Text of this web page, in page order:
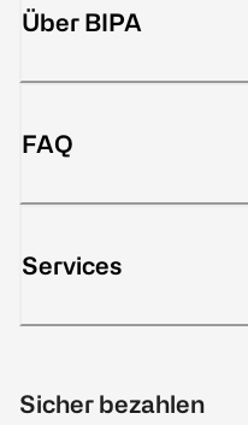
Über BIPA
FAQ
Services
Sicher bezahlen